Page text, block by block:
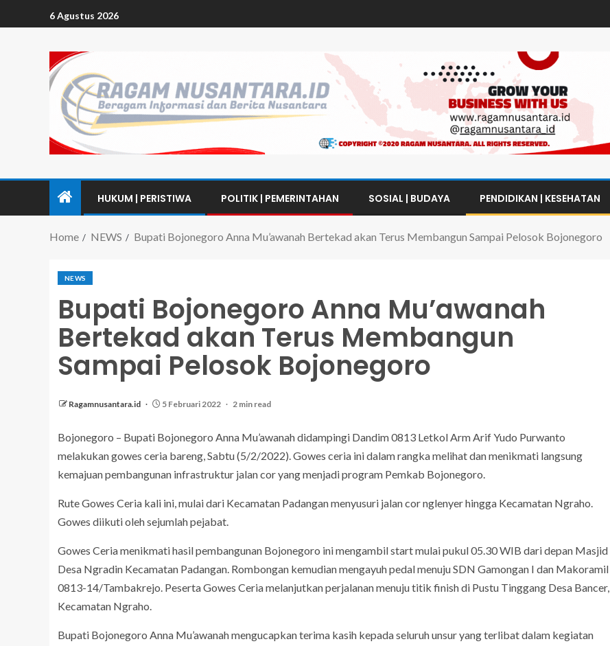
6 Agustus 2026
HUKUM | PERISTIWA POLITIK | PEMERINTAHAN SOSIAL | BUDAYA PENDIDIKAN | KESEHATAN
Home NEWS Bupati Bojonegoro Anna Mu’awanah Bertekad akan Terus Membangun Sampai Pelosok Bojonegoro
NEWS
Bupati Bojonegoro Anna Mu’awanah
Bertekad akan Terus Membangun
Sampai Pelosok Bojonegoro
Ragamnusantara.id 5 Februari 2022 2 min read
Bojonegoro – Bupati Bojonegoro Anna Mu’awanah didampingi Dandim 0813 Letkol Arm Arif Yudo Purwanto
melakukan gowes ceria bareng, Sabtu (5/2/2022). Gowes ceria ini dalam rangka melihat dan menikmati langsung
kemajuan pembangunan infrastruktur jalan cor yang menjadi program Pemkab Bojonegoro.
Rute Gowes Ceria kali ini, mulai dari Kecamatan Padangan menyusuri jalan cor nglenyer hingga Kecamatan Ngraho.
Gowes diikuti oleh sejumlah pejabat.
Gowes Ceria menikmati hasil pembangunan Bojonegoro ini mengambil start mulai pukul 05.30 WIB dari depan Masjid
Desa Ngradin Kecamatan Padangan. Rombongan kemudian mengayuh pedal menuju SDN Gamongan I dan Makoramil
0813-14/Tambakrejo. Peserta Gowes Ceria melanjutkan perjalanan menuju titik finish di Pustu Tinggang Desa Bancer,
Kecamatan Ngraho.
Bupati Bojonegoro Anna Mu’awanah mengucapkan terima kasih kepada seluruh unsur yang terlibat dalam kegiatan